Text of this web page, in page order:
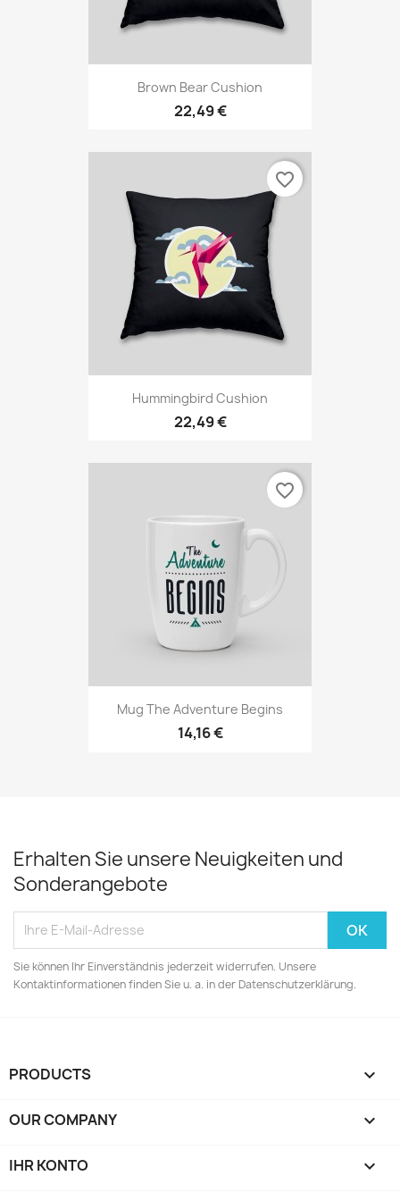
Brown Bear Cushion
22,49 €
Hummingbird Cushion
22,49 €
favorite_border
Mug The Adventure Begins
14,16 €
favorite_border
Erhalten Sie unsere Neuigkeiten und
Sonderangebote
Sie können Ihr Einverständnis jederzeit widerrufen. Unsere
Kontaktinformationen finden Sie u. a. in der Datenschutzerklärung.
PRODUCTS 
OUR COMPANY 
IHR KONTO 